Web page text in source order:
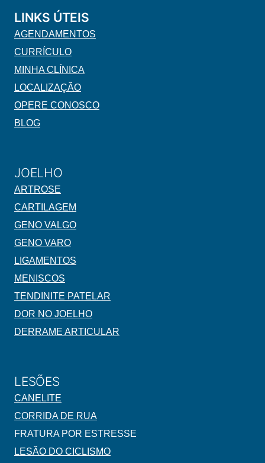
LINKS ÚTEIS
AGENDAMENTOS
CURRÍCULO
MINHA CLÍNICA
LOCALIZAÇÃO
OPERE CONOSCO
BLOG
JOELHO
ARTROSE
CARTILAGEM
GENO VALGO
GENO VARO
LIGAMENTOS
MENISCOS
TENDINITE PATELAR
DOR NO JOELHO
DERRAME ARTICULAR
LESÕES
CANELITE
CORRIDA DE RUA
FRATURA POR ESTRESSE
LESÃO DO CICLISMO